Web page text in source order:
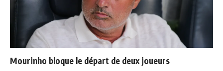
Mourinho bloque le départ de deux joueurs